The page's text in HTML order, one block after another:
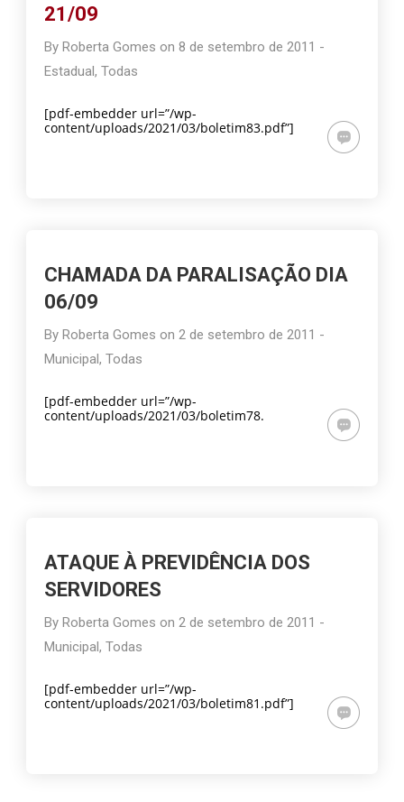
21/09
By Roberta Gomes on8 de setembro de 2011 -
Estadual,Todas
[pdf-embedder url=”/wp-
content/uploads/2021/03/boletim83.pdf”]
CHAMADA DA PARALISAÇÃO DIA
06/09
By Roberta Gomes on2 de setembro de 2011 -
Municipal,Todas
[pdf-embedder url=”/wp-
content/uploads/2021/03/boletim78.
ATAQUE À PREVIDÊNCIA DOS
SERVIDORES
By Roberta Gomes on2 de setembro de 2011 -
Municipal,Todas
[pdf-embedder url=”/wp-
content/uploads/2021/03/boletim81.pdf”]